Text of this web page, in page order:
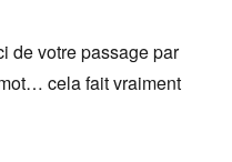
de votre passage par
cela fait vraiment